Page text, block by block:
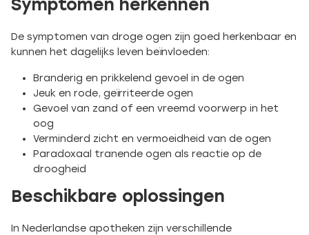
Symptomen herkennen
De symptomen van droge ogen zijn goed herkenbaar en
kunnen het dagelijks leven beïnvloeden:
Branderig en prikkelend gevoel in de ogen
Jeuk en rode, geïrriteerde ogen
Gevoel van zand of een vreemd voorwerp in het
oog
Verminderd zicht en vermoeidheid van de ogen
Paradoxaal tranende ogen als reactie op de
droogheid
Beschikbare oplossingen
In Nederlandse apotheken zijn verschillende